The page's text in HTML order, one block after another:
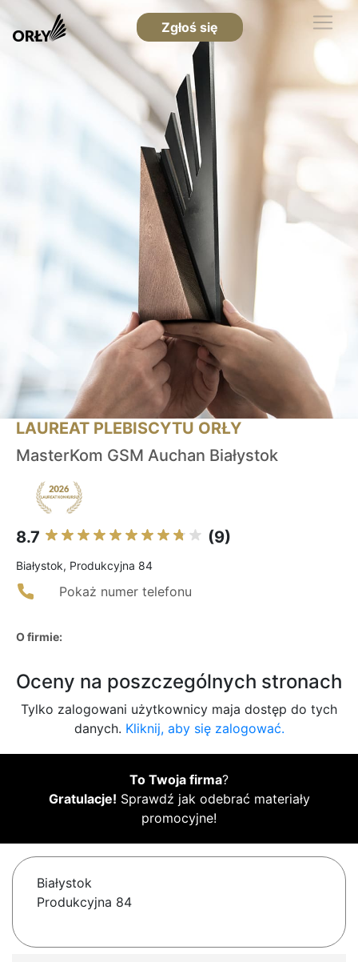
Zgłoś się
LAUREAT PLEBISCYTU ORŁY
MasterKom GSM Auchan Białystok
8.7 (9)
Białystok, Produkcyjna 84
Pokaż numer telefonu
O firmie:
Oceny na poszczególnych stronach
Tylko zalogowani użytkownicy maja dostęp do tych
danych. Kliknij, aby się zalogować.
To Twoja firma?
Gratulacje! Sprawdź jak odebrać materiały
promocyjne!
Białystok
Produkcyjna 84